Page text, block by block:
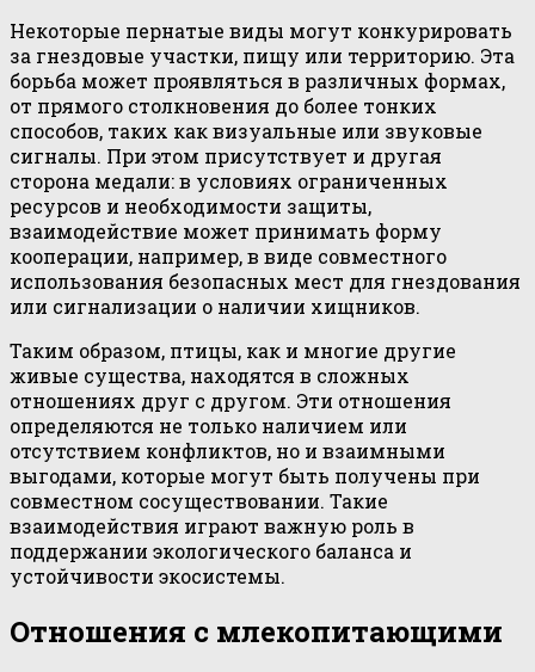
Некоторые пернатые виды могут конкурировать
за гнездовые участки, пищу или территорию. Эта
борьба может проявляться в различных формах,
от прямого столкновения до более тонких
способов, таких как визуальные или звуковые
сигналы. При этом присутствует и другая
сторона медали: в условиях ограниченных
ресурсов и необходимости защиты,
взаимодействие может принимать форму
кооперации, например, в виде совместного
использования безопасных мест для гнездования
или сигнализации о наличии хищников.
Таким образом, птицы, как и многие другие
живые существа, находятся в сложных
отношениях друг с другом. Эти отношения
определяются не только наличием или
отсутствием конфликтов, но и взаимными
выгодами, которые могут быть получены при
совместном сосуществовании. Такие
взаимодействия играют важную роль в
поддержании экологического баланса и
устойчивости экосистемы.
Отношения с млекопитающими